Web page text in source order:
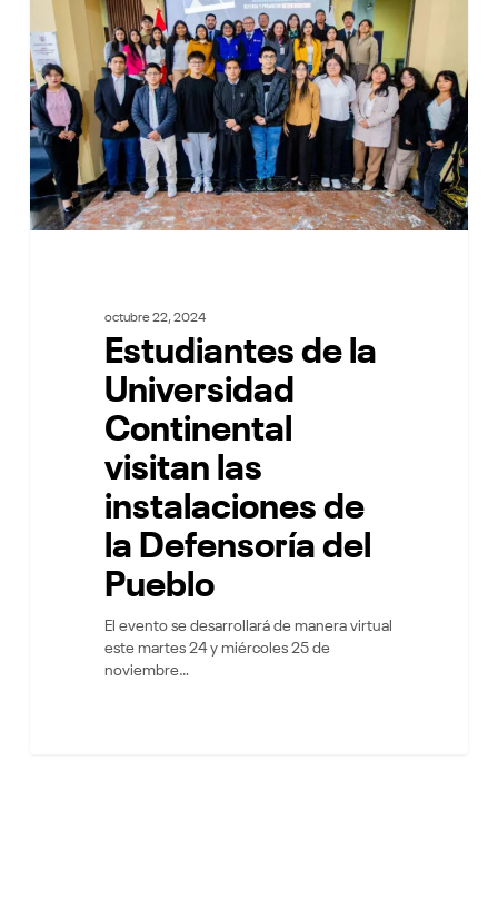
Universidad
Continental
visitan
las
instalaciones
de
la
Defensoría
del
Pueblo
octubre 22, 2024
Estudiantes de la
Universidad
Continental
visitan las
instalaciones de
la Defensoría del
Pueblo
El evento se desarrollará de manera virtual
este martes 24 y miércoles 25 de
noviembre…